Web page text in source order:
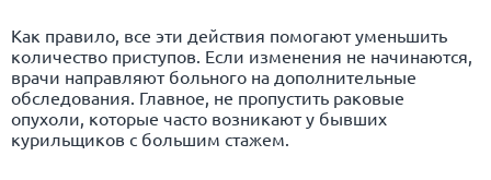
Как правило, все эти действия помогают уменьшить
количество приступов. Если изменения не начинаются,
врачи направляют больного на дополнительные
обследования. Главное, не пропустить раковые
опухоли, которые часто возникают у бывших
курильщиков с большим стажем.